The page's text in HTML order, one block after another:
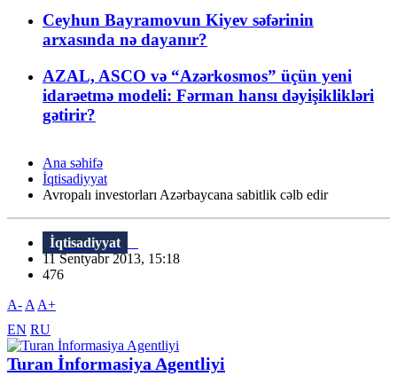
Ceyhun Bayramovun Kiyev səfərinin
arxasında nə dayanır?
AZAL, ASCO və “Azərkosmos” üçün yeni
idarəetmə modeli: Fərman hansı dəyişiklikləri
gətirir?
Ana səhifə
İqtisadiyyat
Avropalı investorları Azərbaycana sabitlik cəlb edir
İqtisadiyyat
11 Sentyabr 2013, 15:18
476
A- A A+
EN RU
Turan İnformasiya Agentliyi